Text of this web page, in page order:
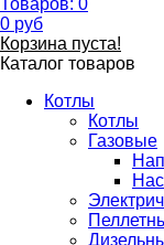
Товаров: 0
0 руб
Корзина пуста!
Каталог товаров
Котлы
Котлы
Газовые